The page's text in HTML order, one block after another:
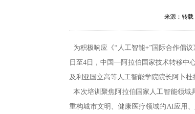
来源： 转载
为积极响应《“人工智能+”国际合作倡
日至4日，中国—阿拉伯国家技术转移中
及利亚国立高等人工智能学院院长阿卜杜
本次培训聚焦阿拉伯国家人工智能领域
重构城市文明、健康医疗领域的AI应用